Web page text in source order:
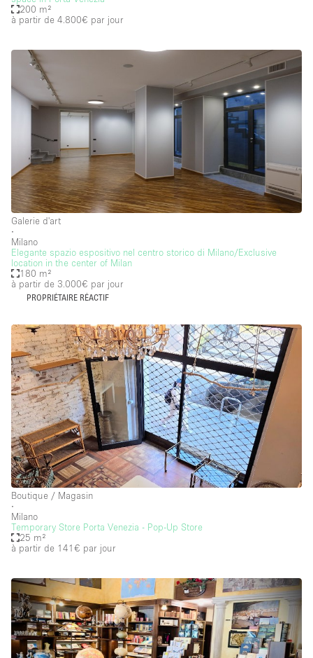
200 m²
à partir de 4.800€ par jour
Galerie d'art
∙
Milano
Elegante spazio espositivo nel centro storico di Milano/Exclusive
location in the center of Milan
180 m²
à partir de 3.000€ par jour
PROPRIÉTAIRE RÉACTIF
Boutique / Magasin
∙
Milano
Temporary Store Porta Venezia - Pop-Up Store
25 m²
à partir de 141€ par jour